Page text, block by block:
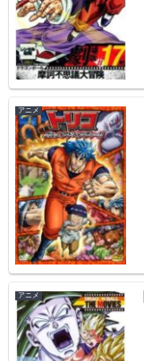
アニメ
アニメ